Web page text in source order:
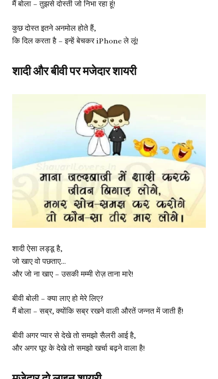
मैं बोला – तुझसे दोस्ती जो निभा रहा हूं!
कुछ दोस्त इतने अनमोल होते हैं,
कि दिल करता है – इन्हें बेचकर iPhone ले लूं!
शादी और बीवी पर मजेदार शायरी
शादी ऐसा लड्डू है,
जो खाए वो पछताए…
और जो ना खाए – उसकी मम्मी रोज़ ताना मारे!
बीवी बोली – क्या लाए हो मेरे लिए?
मैं बोला – सब्र, क्योंकि सब्र रखने वाली औरतें जन्नत में जाती हैं!
बीवी अगर प्यार से देखे तो समझो सैलरी आई है,
और अगर घूर के देखे तो समझो खर्चा बढ़ने वाला है!